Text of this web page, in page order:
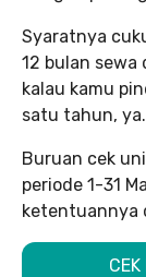
Syaratnya
12 bulan
kalau kamu
satu tahun, ya.
Buruan cek
periode 1-31
ketentuannya